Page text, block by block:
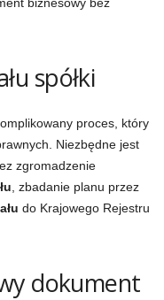
spółki
proces, który
Niezbędne jest
zgromadzenie
, zbadanie planu przez
do Krajowego Rejestru
dokument